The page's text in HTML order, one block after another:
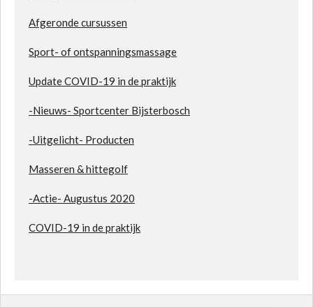
Afgeronde cursussen
Sport- of ontspanningsmassage
Update COVID-19 in de praktijk
-Nieuws- Sportcenter Bijsterbosch
-Uitgelicht- Producten
Masseren & hittegolf
-Actie- Augustus 2020
COVID-19 in de praktijk